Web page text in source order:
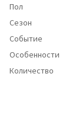
Пол
Сезон
Событие
Особенности
Количество